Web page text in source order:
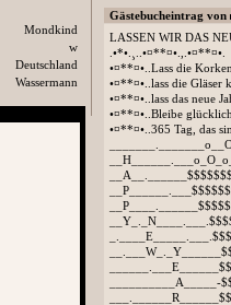
Gästebucheintrag von
LASSEN WIR DAS
.•*•.¸..•¤**¤•.,.•¤**¤•.
•¤**¤•..Lass die
•¤**¤•..lass die Gläser
•¤**¤•..lass das neue
•¤**¤•..Bleibe
•¤**¤•..365 Tag, das
__________A_____-
Mondkind
w
Deutschland
Wassermann